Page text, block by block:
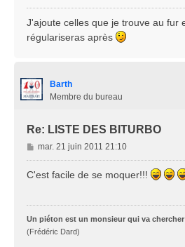
e
s
a
J'ajoute celles que je trouve au fur
régulariseras après
Barth
Membre du bureau
Re: LISTE DES BITURBO
M
e
s
g
e
mar. 21 juin 2011 21:10
C'est facile de se moquer!!!
Un piéton est un monsieur qui va
(Frédéric Dard)